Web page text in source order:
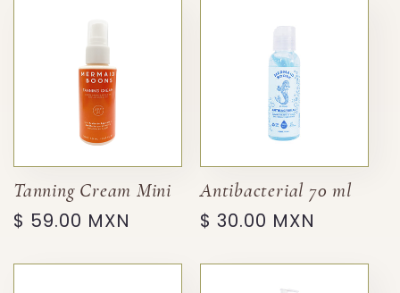
Tanning Cream Mini
Precio
$ 59.00 MXN
Antibacterial 70 ml
Precio
$ 30.00 MXN